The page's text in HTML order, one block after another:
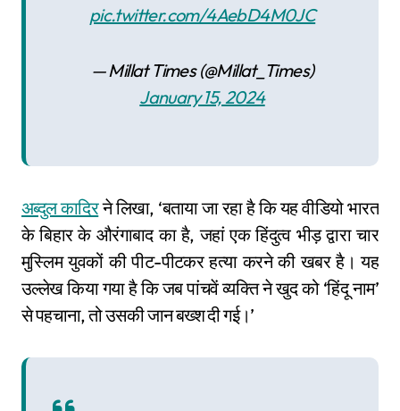
pic.twitter.com/4AebD4M0JC
— Millat Times (@Millat_Times)
January 15, 2024
अब्दुल कादिरने लिखा, ‘बताया जा रहा है कि यह वीडियो भारत
के बिहार के औरंगाबाद का है, जहां एक हिंदुत्व भीड़ द्वारा चार
मुस्लिम युवकों की पीट-पीटकर हत्या करने की खबर है। यह
उल्लेख किया गया है कि जब पांचवें व्यक्ति ने खुद को ‘हिंदू नाम’
से पहचाना, तो उसकी जान बख्श दी गई।’